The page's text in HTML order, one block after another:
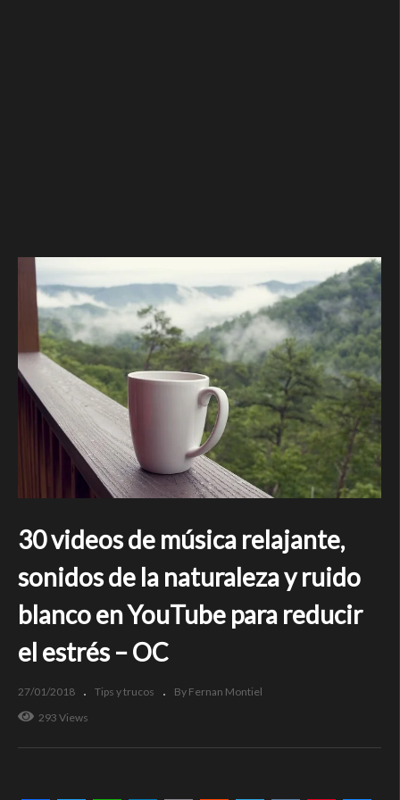
30 videos de música relajante,
sonidos de la naturaleza y ruido
blanco en YouTube para reducir
el estrés – OC
27/01/2018 Tips y trucos
By Fernan Montiel
293 Views